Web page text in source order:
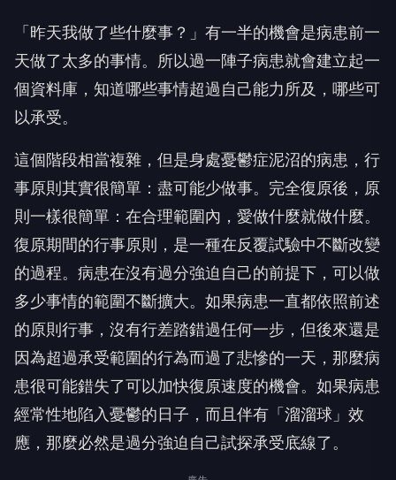
「昨天我做了些什麼事？」有一半的機會是病患前一
天做了太多的事情。所以過一陣子病患就會建立起一
個資料庫，知道哪些事情超過自己能力所及，哪些可
以承受。
這個階段相當複雜，但是身處憂鬱症泥沼的病患，行
事原則其實很簡單：盡可能少做事。完全復原後，原
則一樣很簡單：在合理範圍內，愛做什麼就做什麼。
復原期間的行事原則，是一種在反覆試驗中不斷改變
的過程。病患在沒有過分強迫自己的前提下，可以做
多少事情的範圍不斷擴大。如果病患一直都依照前述
的原則行事，沒有行差踏錯過任何一步，但後來還是
因為超過承受範圍的行為而過了悲慘的一天，那麼病
患很可能錯失了可以加快復原速度的機會。如果病患
經常性地陷入憂鬱的日子，而且伴有「溜溜球」效
應，那麼必然是過分強迫自己試探承受底線了。